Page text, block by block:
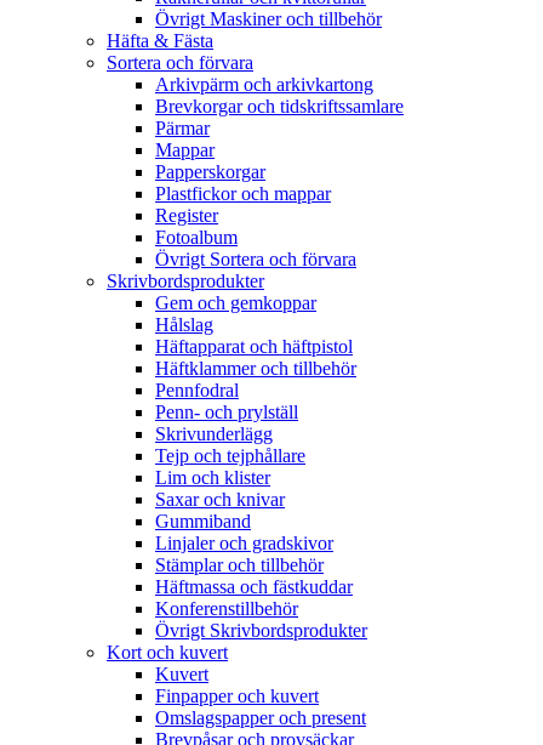
Övrigt Maskiner och tillbehör
Häfta & Fästa
Sortera och förvara
Arkivpärm och arkivkartong
Brevkorgar och tidskriftssamlare
Pärmar
Mappar
Papperskorgar
Plastfickor och mappar
Register
Fotoalbum
Övrigt Sortera och förvara
Skrivbordsprodukter
Gem och gemkoppar
Hålslag
Häftapparat och häftpistol
Häftklammer och tillbehör
Pennfodral
Penn- och prylställ
Skrivunderlägg
Tejp och tejphållare
Lim och klister
Saxar och knivar
Gummiband
Linjaler och gradskivor
Stämplar och tillbehör
Häftmassa och fästkuddar
Konferenstillbehör
Övrigt Skrivbordsprodukter
Kort och kuvert
Kuvert
Finpapper och kuvert
Omslagspapper och present
Brevpåsar och provsäckar